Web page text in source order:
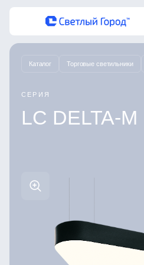
Каталог Торговые светильники
СЕРИЯ
LC DELTA-M